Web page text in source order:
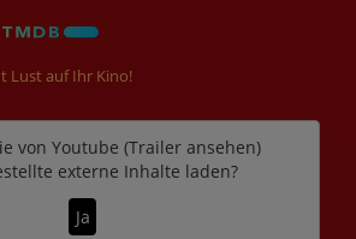
Lust auf Ihr Kino!
von Youtube (Trailer ansehen)
externe Inhalte laden?
Ja